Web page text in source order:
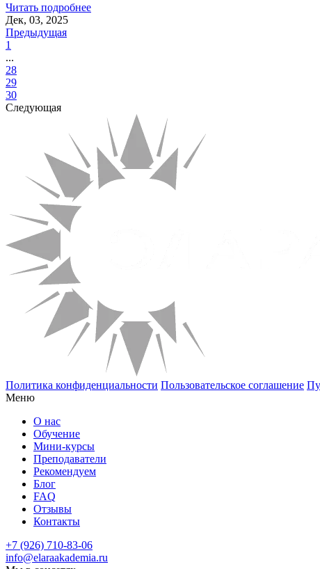
Читать подробнее
Дек, 03, 2025
Предыдущая
1
...
28
29
30
Следующая
Политика конфиденциальности Пользовательское соглашение
Меню
О нас
Обучение
Мини-курсы
Преподаватели
Рекомендуем
Блог
FAQ
Отзывы
Контакты
+7 (926) 710-83-06
info@elaraakademia.ru